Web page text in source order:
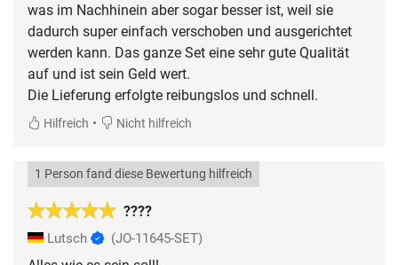
was im Nachhinein aber sogar besser ist, weil sie
dadurch super einfach verschoben und ausgerichtet
werden kann. Das ganze Set eine sehr gute Qualität
auf und ist sein Geld wert.
Die Lieferung erfolgte reibungslos und schnell.
Hilfreich • Nicht hilfreich
????
1 Person fand diese Bewertung hilfreich
Lutsch (JO-11645-SET)